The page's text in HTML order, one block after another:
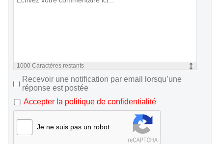
1000 Caractères restants
Recevoir une notification par email lorsqu’une
réponse est postée
Accepter la politique de confidentialité
Je ne suis pas un robot